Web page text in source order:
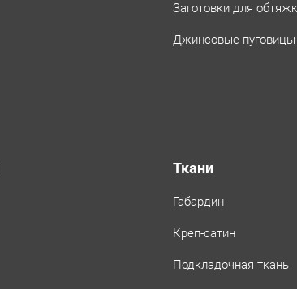
Заготовки для
Джинсовые пуговицы
Ткани
Габардин
Креп-сатин
Подкладочная ткань